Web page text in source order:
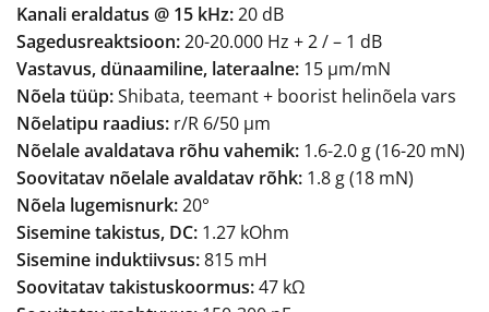
Kanali eraldatus @ 15 kHz:20 dB
Sagedusreaktsioon:20-20.000 Hz + 2 / – 1 dB
Vastavus, dünaamiline, lateraalne: 15 µm/mN
Nõela tüüp:Shibata, teemant + boorist helinõela vars
Nõelatipu raadius: r/R 6/50 µm
Nõelale avaldatava rõhu vahemik: 1.6-2.0 g (16-20 mN)
Soovitatav nõelale avaldatav rõhk: 1.8 g (18 mN)
Nõela lugemisnurk:20°
Sisemine takistus, DC: 1.27 kOhm
Sisemine induktiivsus:815 mH
Soovitatav takistuskoormus:47 kΩ